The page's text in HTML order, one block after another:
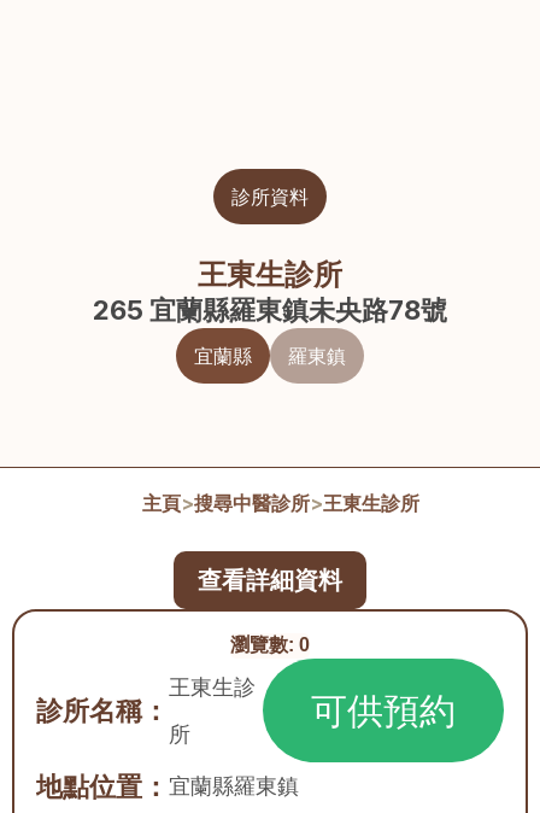
診所資料
王東生診所
265 宜蘭縣羅東鎮未央路78號
宜蘭縣 羅東鎮
主頁>搜尋中醫診所>王東生診所
瀏覽數: 0
診所名稱：
王東生診
所
可供預約
地點位置： 宜蘭縣羅東鎮
查看詳細資料